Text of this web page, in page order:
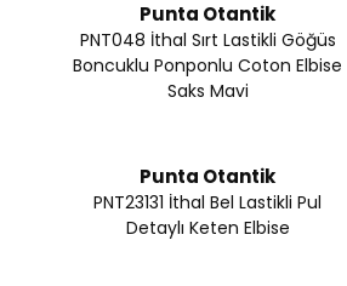
Punta Otantik
PNT048 İthal Sırt Lastikli Göğüs
Boncuklu Ponponlu Coton Elbise
Saks Mavi
Punta Otantik
PNT23131 İthal Bel Lastikli Pul
Detaylı Keten Elbise